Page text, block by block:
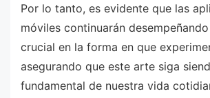
Por lo tanto, es evidente que las
móviles continuarán
crucial en la forma en que
asegurando que este arte siga
fundamental de nuestra vida